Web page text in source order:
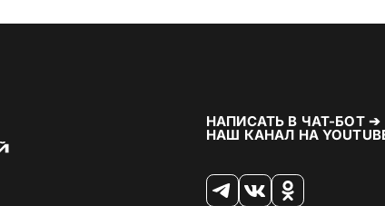
НАПИСАТЬ В ЧАТ-БОТ ➔
НАШ КАНАЛ НА